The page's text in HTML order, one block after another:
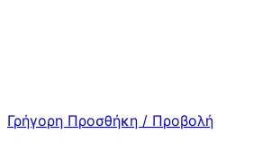
Γρήγορη Προσθήκη / Προβολή